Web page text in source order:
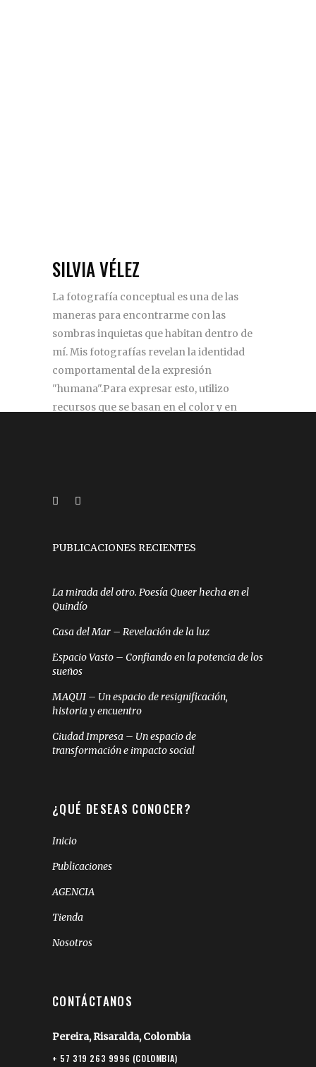
SILVIA VÉLEZ
La fotografía conceptual es una de las
maneras para encontrarme con las
sombras inquietas que habitan dentro de
mí. Mis fotografías revelan la identidad
comportamental de la expresión
"humana".Para expresar esto, utilizo
recursos que se basan en el color y en
PUBLICACIONES RECIENTES
La mirada del otro. Poesía Queer hecha en el
Quindío
Casa del Mar – Revelación de la luz
Espacio Vasto – Confiando en la potencia de los
sueños
MAQUI – Un espacio de resignificación,
historia y encuentro
Ciudad Impresa – Un espacio de
transformación e impacto social
¿QUÉ DESEAS CONOCER?
Inicio
Publicaciones
AGENCIA
Tienda
Nosotros
CONTÁCTANOS
Pereira, Risaralda, Colombia
+ 57 319 263 9996 (COLOMBIA)